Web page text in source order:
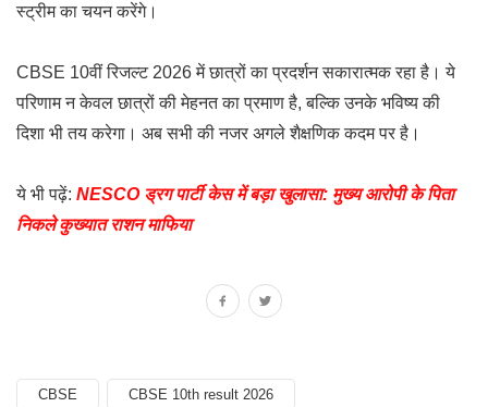
स्ट्रीम का चयन करेंगे।
CBSE 10वीं रिजल्ट 2026 में छात्रों का प्रदर्शन सकारात्मक रहा है। ये
परिणाम न केवल छात्रों की मेहनत का प्रमाण है, बल्कि उनके भविष्य की
दिशा भी तय करेगा। अब सभी की नजर अगले शैक्षणिक कदम पर है।
ये भी पढ़ें: NESCO ड्रग पार्टी केस में बड़ा खुलासा: मुख्य आरोपी के पिता
निकले कुख्यात राशन माफिया
CBSE CBSE 10th result 2026